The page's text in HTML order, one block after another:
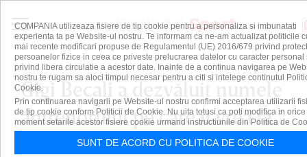
Gigi Becali a dezvăluit numele
antrenorului pe care îl vrea la
FCSB: "Îmi mai arde mie să mă
COMPANIA utilizeaza fisiere de tip cookie pentru a personaliza si imbunatati
experienta ta pe Website-ul nostru. Te informam ca ne-am actualizat politicile
mai recente modificari propuse de Regulamentul (UE) 2016/679 privind
persoanelor fizice in ceea ce priveste prelucrarea datelor cu caracter personal
privind libera circulatie a acestor date. Inainte de a continua navigarea pe
nostru te rugam sa aloci timpul necesar pentru a citi si intelege continutul
Cookie.
Prin continuarea navigarii pe Website-ul nostru confirmi acceptarea utilizarii
de tip cookie conform Politicii de Cookie. Nu uita totusi ca poti modifica in orice
moment setarile acestor fisiere cookie urmand instructiunile din Politica de
SUNT DE ACORD CU POLITICA DE COOKIE